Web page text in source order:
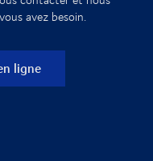
avez besoin.
ligne